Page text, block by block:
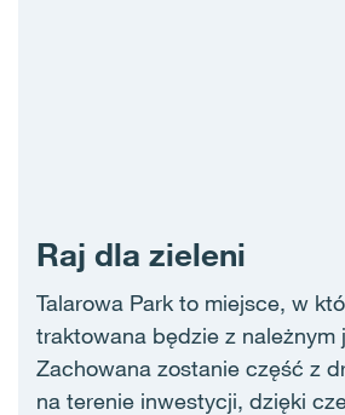
Raj dla zieleni
Talarowa Park to miejsce, w
traktowana będzie z należnym
Zachowana zostanie część z
na terenie inwestycji, dzięki